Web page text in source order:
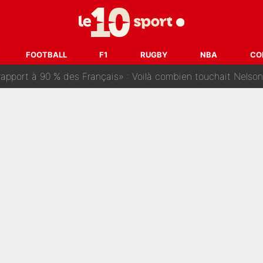
FOOTBALL F1 RUGBY NBA
: Bruno Genesio fait une promesse pour la suite du
en 2027 ? L'IA prédit déjà les deux joueurs qui
90 % des Français» : Voilà combien touchait Nelson Monfort sur